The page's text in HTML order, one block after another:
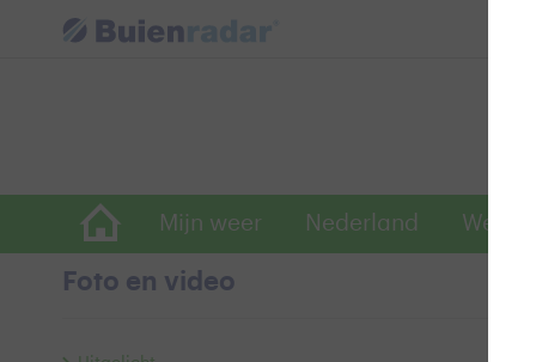
Mijn weer Nederland
Foto en video